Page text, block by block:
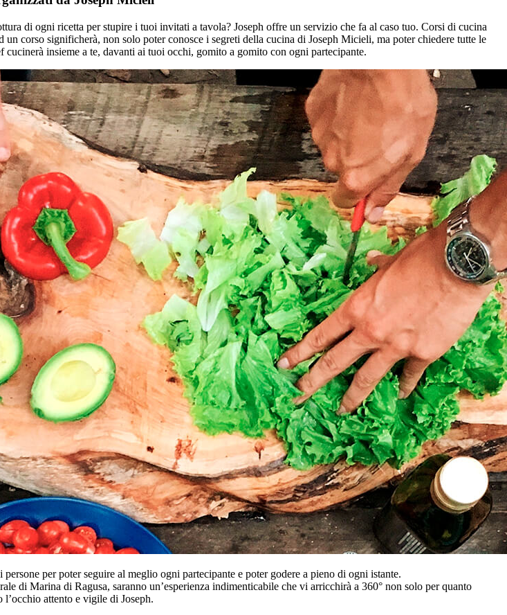
di ogni ricetta per stupire i tuoi invitati a tavola? Joseph offre un servizio che fa al caso tuo. Corsi di cucina
corso significherà, non solo poter conosce i segreti della cucina di Joseph Micieli, ma poter chiedere tutte le
insieme a te, davanti ai tuoi occhi, gomito a gomito con ogni partecipante.
per poter seguire al meglio ogni partecipante e poter godere a pieno di ogni istante.
di Marina di Ragusa, saranno un’esperienza indimenticabile che vi arricchirà a 360° non solo per quanto
attento e vigile di Joseph.